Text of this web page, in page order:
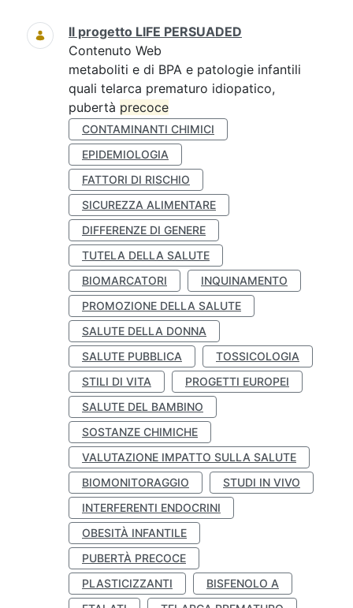
Ricerca
Il progetto LIFE PERSUADED
Contenuto Web
metaboliti e di BPA e patologie infantili
quali telarca prematuro idiopatico,
pubertà precoce
CONTAMINANTI CHIMICI
EPIDEMIOLOGIA
FATTORI DI RISCHIO
SICUREZZA ALIMENTARE
DIFFERENZE DI GENERE
TUTELA DELLA SALUTE
BIOMARCATORI
INQUINAMENTO
PROMOZIONE DELLA SALUTE
SALUTE DELLA DONNA
SALUTE PUBBLICA
TOSSICOLOGIA
STILI DI VITA
PROGETTI EUROPEI
SALUTE DEL BAMBINO
SOSTANZE CHIMICHE
VALUTAZIONE IMPATTO SULLA SALUTE
BIOMONITORAGGIO
STUDI IN VIVO
INTERFERENTI ENDOCRINI
OBESITÀ INFANTILE
PUBERTÀ PRECOCE
PLASTICIZZANTI
BISFENOLO A